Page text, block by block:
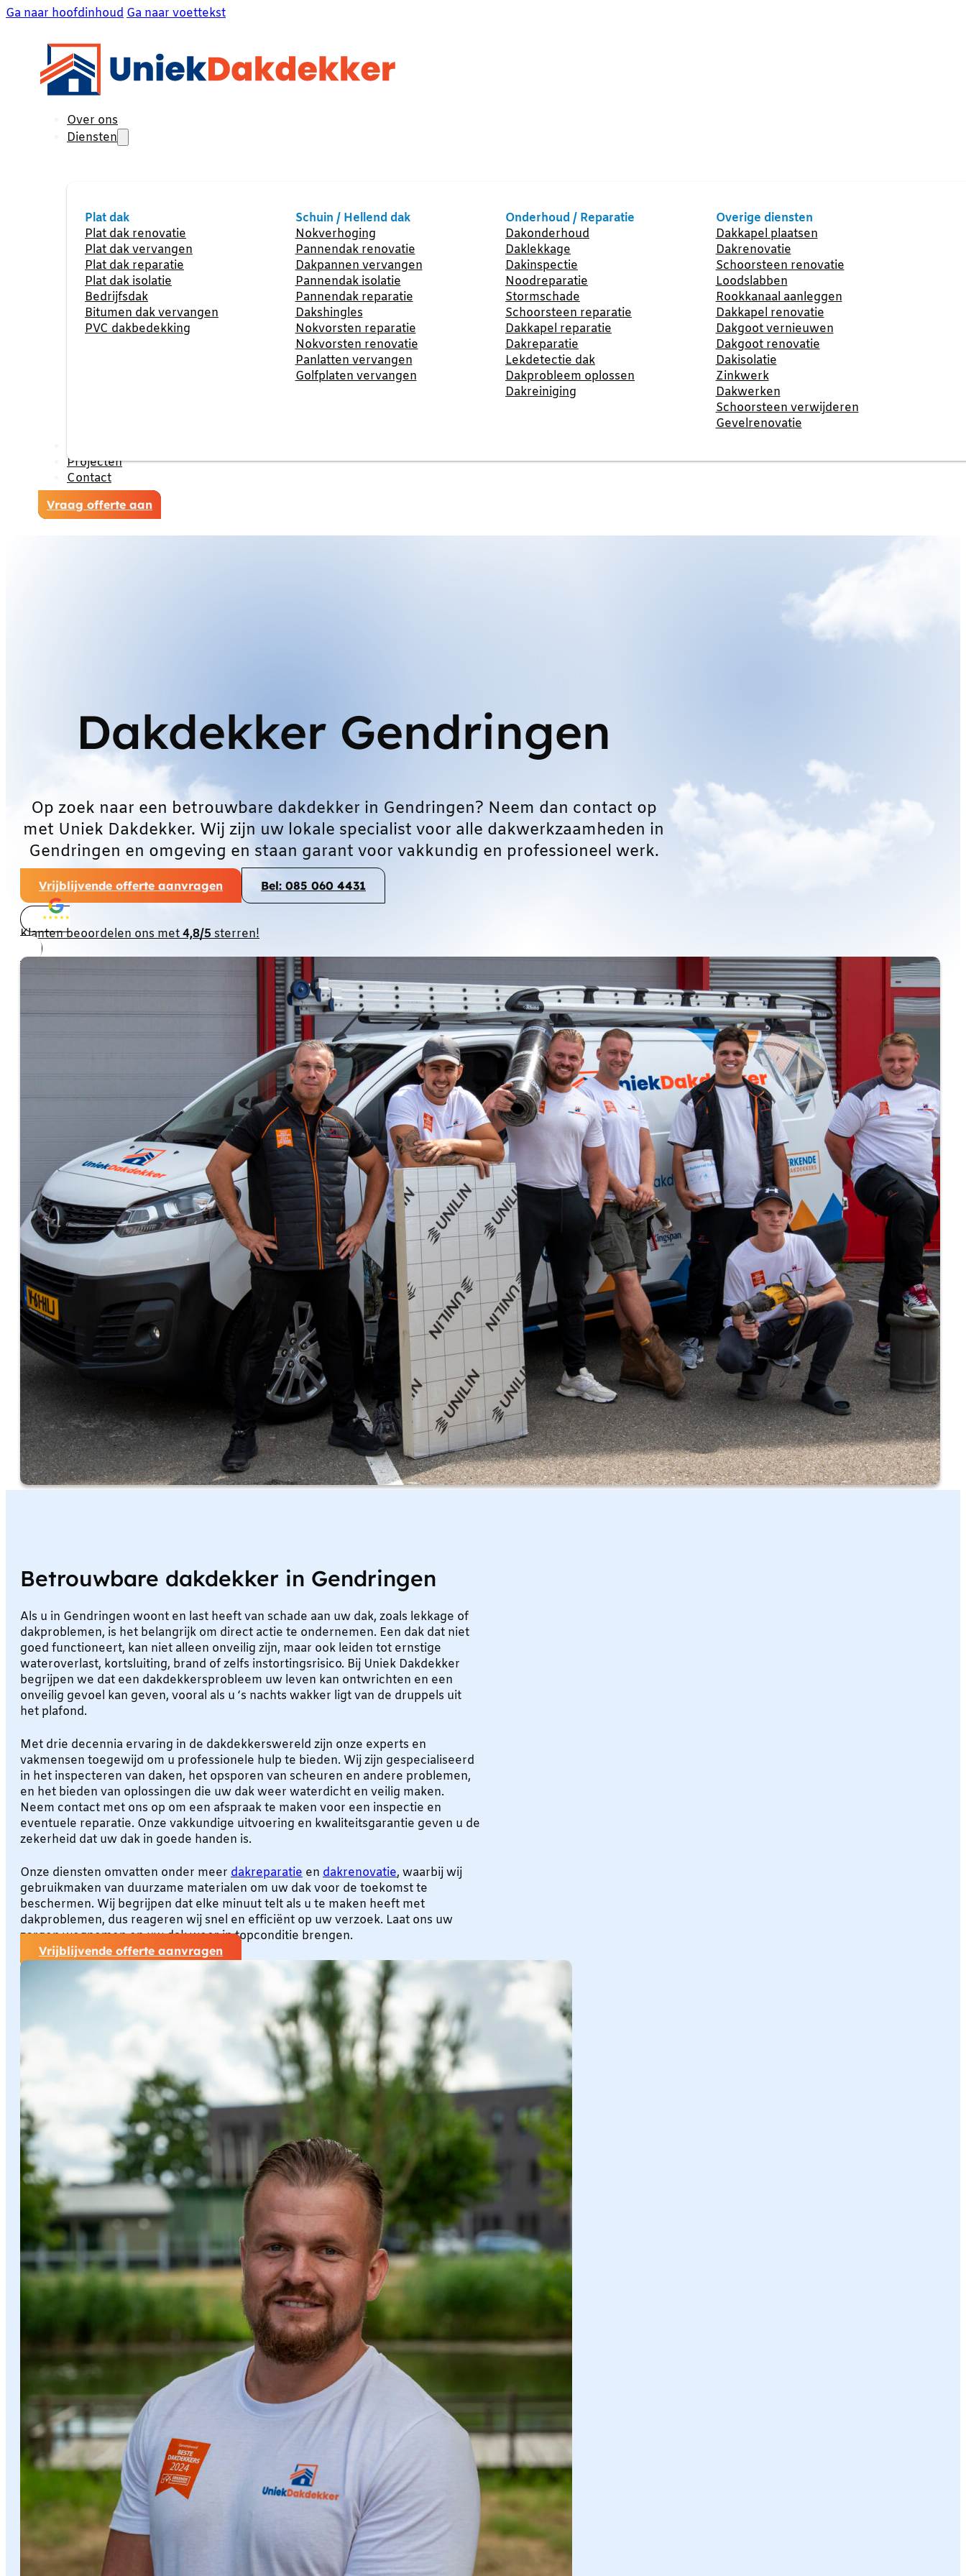
Ga naar hoofdinhoud Ga naar voettekst
Over ons
Diensten
Plat dak
Plat dak renovatie
Plat dak vervangen
Plat dak reparatie
Plat dak isolatie
Bedrijfsdak
Bitumen dak vervangen
PVC dakbedekking
Schuin / Hellend dak
Nokverhoging
Pannendak renovatie
Dakpannen vervangen
Pannendak isolatie
Pannendak reparatie
Dakshingles
Nokvorsten reparatie
Nokvorsten renovatie
Panlatten vervangen
Golfplaten vervangen
Onderhoud / Reparatie
Dakonderhoud
Daklekkage
Dakinspectie
Noodreparatie
Stormschade
Schoorsteen reparatie
Dakkapel reparatie
Dakreparatie
Lekdetectie dak
Dakprobleem oplossen
Dakreiniging
Overige diensten
Dakkapel plaatsen
Dakrenovatie
Schoorsteen renovatie
Loodslabben
Rookkanaal aanleggen
Dakkapel renovatie
Dakgoot vernieuwen
Dakgoot renovatie
Dakisolatie
Zinkwerk
Dakwerken
Schoorsteen verwijderen
Gevelrenovatie
Projecten
Contact
Vraag offerte aan
Dakdekker Gendringen
Op zoek naar een betrouwbare dakdekker in Gendringen? Neem dan contact op
met Uniek Dakdekker. Wij zijn uw lokale specialist voor alle dakwerkzaamheden in
Gendringen en omgeving en staan garant voor vakkundig en professioneel werk.
Vrijblijvende offerte aanvragen Bel: 085 060 4431
Klanten beoordelen ons met4,8/5 sterren!
Betrouwbare dakdekker in Gendringen
Als u in Gendringen woont en last heeft van schade aan uw dak, zoals lekkage of
dakproblemen, is het belangrijk om direct actie te ondernemen. Een dak dat niet
goed functioneert, kan niet alleen onveilig zijn, maar ook leiden tot ernstige
wateroverlast, kortsluiting, brand of zelfs instortingsrisico. Bij Uniek Dakdekker
begrijpen we dat een dakdekkersprobleem uw leven kan ontwrichten en een
onveilig gevoel kan geven, vooral als u ‘s nachts wakker ligt van de druppels uit
het plafond.
Met drie decennia ervaring in de dakdekkerswereld zijn onze experts en
vakmensen toegewijd om u professionele hulp te bieden. Wij zijn gespecialiseerd
in het inspecteren van daken, het opsporen van scheuren en andere problemen,
en het bieden van oplossingen die uw dak weer waterdicht en veilig maken.
Neem contact met ons op om een afspraak te maken voor een inspectie en
eventuele reparatie. Onze vakkundige uitvoering en kwaliteitsgarantie geven u de
zekerheid dat uw dak in goede handen is.
Onze diensten omvatten onder meer dakreparatie en dakrenovatie, waarbij wij
gebruikmaken van duurzame materialen om uw dak voor de toekomst te
beschermen. Wij begrijpen dat elke minuut telt als u te maken heeft met
dakproblemen, dus reageren wij snel en efficiënt op uw verzoek. Laat ons uw
zorgen wegnemen en uw dak weer in topconditie brengen.
Vrijblijvende offerte aanvragen